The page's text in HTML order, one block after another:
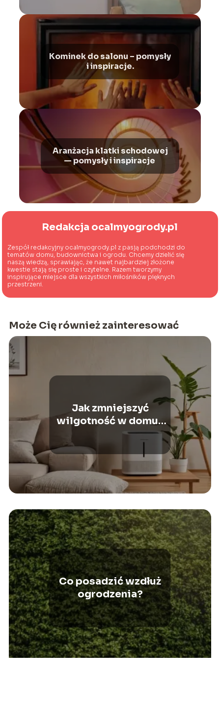
Kominek do salonu – pomysły
i inspiracje.
Aranżacja klatki schodowej
— pomysły i inspiracje
Redakcja ocalmyogrody.pl
Zespół redakcyjny ocalmyogrody.pl z pasją podchodzi do
tematów domu, budownictwa i ogrodu. Chcemy dzielić się
naszą wiedzą, sprawiając, że nawet najbardziej złożone
kwestie stają się proste i czytelne. Razem tworzymy
inspirujące miejsce dla wszystkich miłośników pięknych
przestrzeni.
Może Cię również zainteresować
Jak zmniejszyć
wilgotność w domu?
Skuteczne metody krok
po kroku
Co posadzić wzdłuż
ogrodzenia?